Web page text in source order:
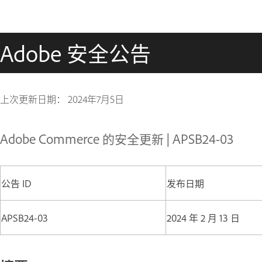
Adobe 安全公告
上次更新日期： 2024年7月5日
Adobe Commerce 的安全更新 | APSB24-03
公告 ID 发布日期
APSB24-03 2024 年 2 月 13 日